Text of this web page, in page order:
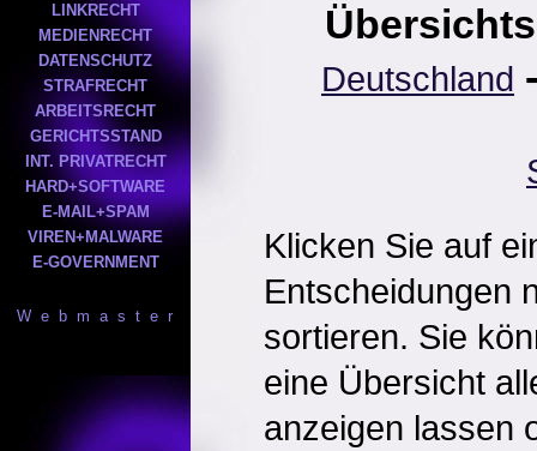
LINKRECHT
MEDIENRECHT
DATENSCHUTZ
STRAFRECHT
ARBEITSRECHT
GERICHTSSTAND
INT. PRIVATRECHT
HARD+SOFTWARE
E-MAIL+SPAM
VIREN+MALWARE
E-GOVERNMENT
W e b m a s t e r
Deutschland
Klicken Sie auf
Entscheidungen
sortieren. Sie
eine Übersicht
anzeigen lassen